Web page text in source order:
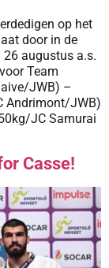
op het
door in de
augustus a.s.
Team
JWB) –
Andrimont/JWB)
JC Samurai
Casse!